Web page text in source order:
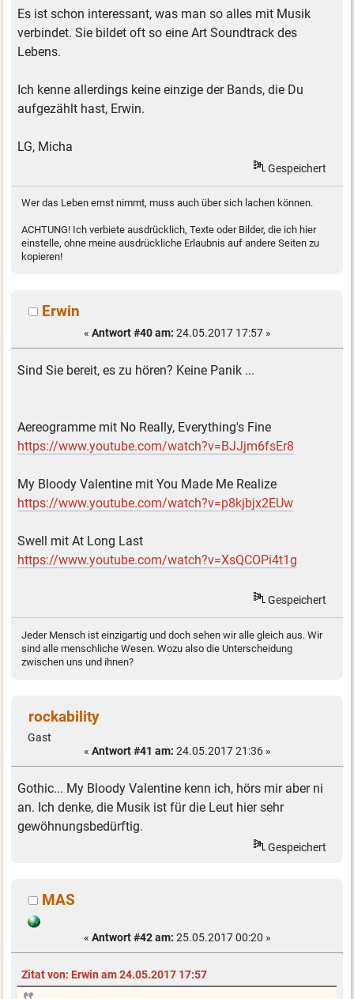
Es ist schon interessant, was man so alles mit Musik
verbindet. Sie bildet oft so eine Art Soundtrack des
Lebens.
Ich kenne allerdings keine einzige der Bands, die Du
aufgezählt hast, Erwin.
LG, Micha
Gespeichert
Wer das Leben ernst nimmt, muss auch über sich lachen können.
ACHTUNG! Ich verbiete ausdrücklich, Texte oder Bilder, die ich hier
einstelle, ohne meine ausdrückliche Erlaubnis auf andere Seiten zu
kopieren!
Erwin
« Antwort #40 am: 24.05.2017 17:57 »
Sind Sie bereit, es zu hören? Keine Panik ...
Aereogramme mit No Really, Everything's Fine
https://www.youtube.com/watch?v=BJJjm6fsEr8
My Bloody Valentine mit You Made Me Realize
https://www.youtube.com/watch?v=p8kjbjx2EUw
Swell mit At Long Last
https://www.youtube.com/watch?v=XsQCOPi4t1g
Gespeichert
Jeder Mensch ist einzigartig und doch sehen wir alle gleich aus. Wir
sind alle menschliche Wesen. Wozu also die Unterscheidung
zwischen uns und ihnen?
rockability
Gast
« Antwort #41 am: 24.05.2017 21:36 »
Gothic... My Bloody Valentine kenn ich, hörs mir aber ni
an. Ich denke, die Musik ist für die Leut hier sehr
gewöhnungsbedürftig.
Gespeichert
MAS
« Antwort #42 am: 25.05.2017 00:20 »
Zitat von: Erwin am 24.05.2017 17:57